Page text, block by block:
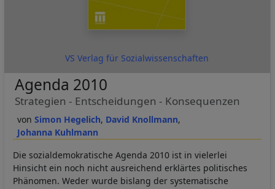
VS Verlag für Sozialwissenschaften
Simon Hegelich David Knollmann
Johanna Kuhlmann
Agenda 2010
Strategien - Entscheidungen - Konsequenzen
Die sozialdemokratische Agenda 2010 ist in vielerlei
Hinsicht ein noch nicht ausreichend erklärtes politisches
Phänomen. Weder wurde bislang der systematische